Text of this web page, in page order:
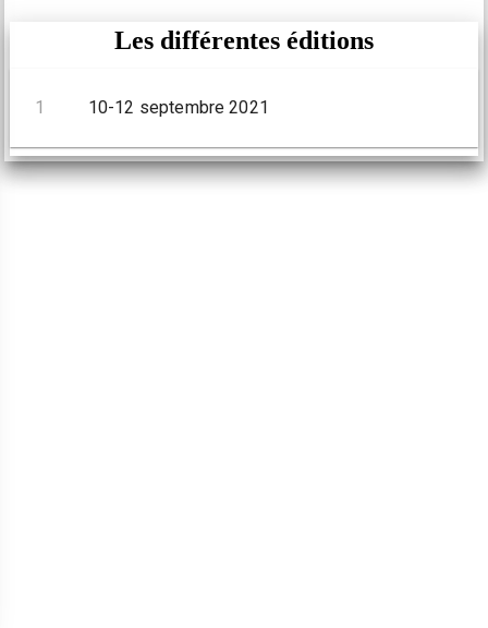
Les différentes éditions
1 10-12 septembre 2021